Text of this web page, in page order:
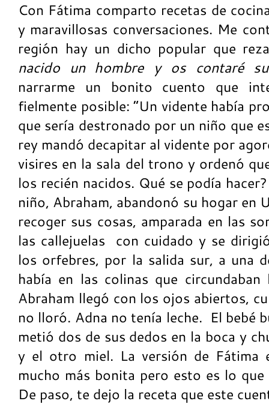
Con Fátima comparto recetas de
y maravillosas conversaciones. Me
región hay un dicho popular que
nacido un hombre y os contaré
narrarme un bonito cuento que
fielmente posible: “Un vidente había
que sería destronado por un niño que
rey mandó decapitar al vidente por
visires en la sala del trono y ordenó
los recién nacidos. Qué se podía
niño, Abraham, abandonó su hogar en
recoger sus cosas, amparada en las
las callejuelas con cuidado y se
los orfebres, por la salida sur, a una
había en las colinas que
Abraham llegó con los ojos abiertos,
no lloró. Adna no tenía leche. El bebé
metió dos de sus dedos en la boca y
y el otro miel. La versión de Fátima
mucho más bonita pero esto es lo
De paso, te dejo la receta que este